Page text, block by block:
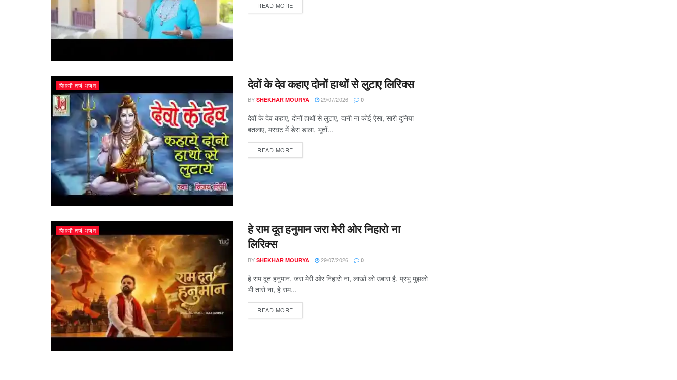
READ MOREDETAILS
फिल्मी तर्ज भजन देवों के देव कहाए दोनों हाथों से लुटाए लिरिक्स
BY SHEKHAR MOURYA 29/07/2026 0
देवों के देव कहाए, दोनों हाथों से लुटाए, दानी ना कोई ऐसा, सारी दुनिया
बतलाए, मरघट में डेरा डाला, भूतों...
READ MOREDETAILS
फिल्मी तर्ज भजन
हे राम दूत हनुमान जरा मेरी ओर निहारो ना
लिरिक्स
BY SHEKHAR MOURYA 29/07/2026 0
हे राम दूत हनुमान, जरा मेरी ओर निहारो ना, लाखों को उबारा है, प्रभु मुझको
भी तारो ना, हे राम...
READ MOREDETAILS